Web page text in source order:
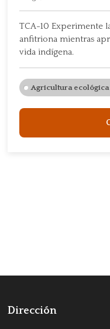
TCA-10 Experimente
anfitriona mientras
vida indígena.
Agricultura ecológica
Dirección